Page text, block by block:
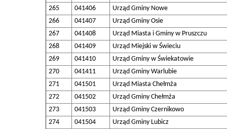
265
041406
Urząd Gminy Nowe
266
041407
Urząd Gminy Osie
267
041408
Urząd Miasta i Gminy w Pruszczu
268
041409
Urząd Miejski w Świeciu
269
041410
Urząd Gminy w Świekatowie
270
041411
Urząd Gminy Warlubie
271
041501
Urząd Miasta Chełmża
272
041502
Urząd Gminy Chełmża
273
041503
Urząd Gminy Czernikowo
274
041504
Urząd Gminy Lubicz